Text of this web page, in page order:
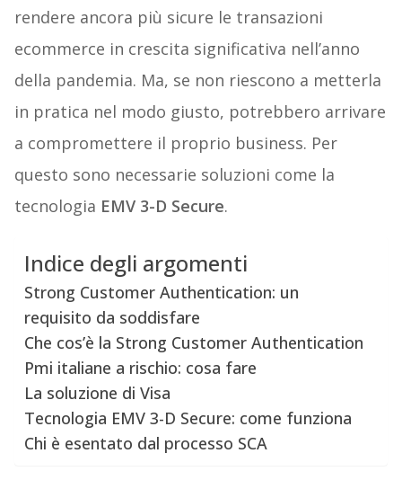
rendere ancora più sicure le transazioni
ecommerce in crescita significativa nell’anno
della pandemia. Ma, se non riescono a metterla
in pratica nel modo giusto, potrebbero arrivare
a compromettere il proprio business. Per
questo sono necessarie soluzioni come la
tecnologia EMV 3-D Secure.
Indice degli argomenti
Strong Customer Authentication: un
requisito da soddisfare
Che cos’è la Strong Customer Authentication
Pmi italiane a rischio: cosa fare
La soluzione di Visa
Tecnologia EMV 3-D Secure: come funziona
Chi è esentato dal processo SCA